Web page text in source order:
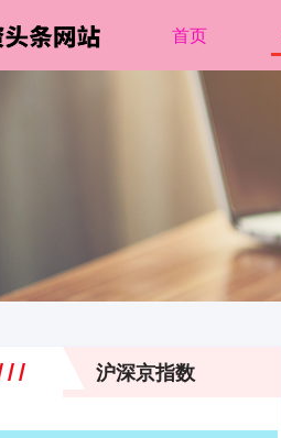
首页
沪深京指数